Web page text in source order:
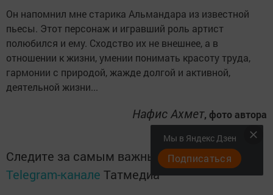
Он напомнил мне старика Альмандара из известной
пьесы. Этот персонаж и игравший роль артист
полюбился и ему. Сходство их не внешнее, а в
отношении к жизни, умении понимать красоту труда,
гармонии с природой, жажде долгой и активной,
деятельной жизни...
Нафис Ахмет, фото автора
Следите за самым важным и интересным в
Telegram-канале Татмедиа
Мы в Яндекс Дзен
Подписаться